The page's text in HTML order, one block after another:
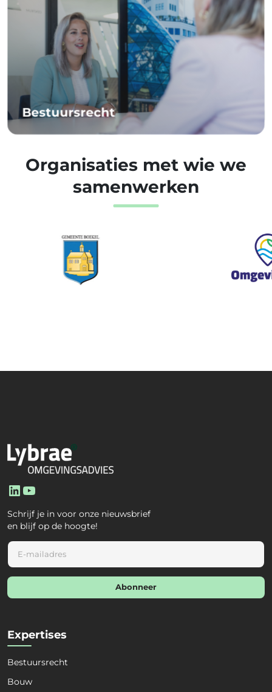
Bestuursrecht
Organisaties met wie we
samenwerken
LinkedIn
Schrijf je in voor onze nieuwsbrief
en blijf op de hoogte!
E
a
i
l
Abonneer
Expertises
Bestuursrecht
Bouw